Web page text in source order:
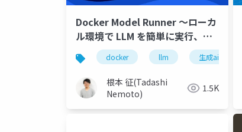
Docker Model Runner 〜ローカ
ル環境で LLM を簡単に実行、
Docker が提案する新しい生成AI
アプリ開発体験〜
docker llm 生成ai
根本 征(Tadashi
Nemoto)
1.5K